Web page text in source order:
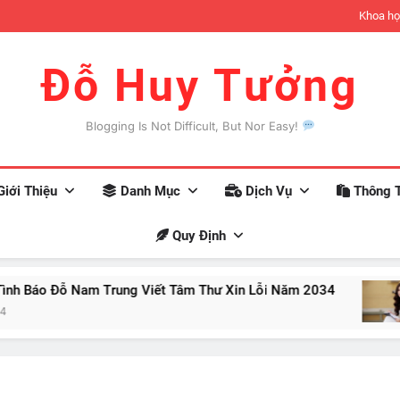
Khoa
Đỗ Huy Tưởng
Blogging Is Not Difficult, But Nor Easy!
Thiệu Danh Mục Dịch Vụ Thông
Quy Định
Nam Trung Viết Tâm Thư Xin Lỗi Năm 2034